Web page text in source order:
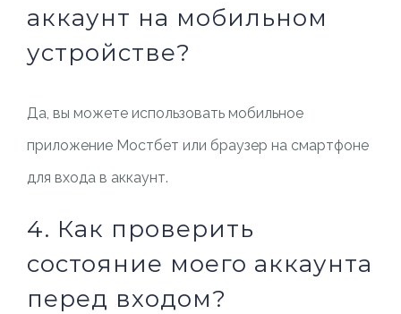
аккаунт на мобильном
устройстве?
Да, вы можете использовать мобильное
приложение Мостбет или браузер на смартфоне
для входа в аккаунт.
4. Как проверить
состояние моего аккаунта
перед входом?